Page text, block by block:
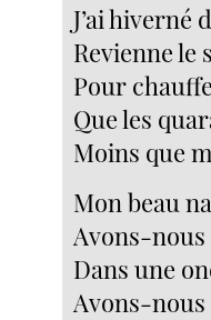
J’ai hiverné
Revienne le
Pour
Que les
Moins que
Mon beau
Avons-nous
Dans une
Avons-nous